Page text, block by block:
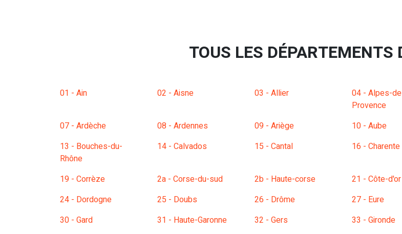
TOUS LES DÉPARTEMENTS
01 - Ain 02 - Aisne 03 - Allier
04 - Alpes-
Provence
07 - Ardèche 08 - Ardennes 09 - Ariège 10 - Aube
13 - Bouches-du-
Rhône
14 - Calvados 15 - Cantal 16 - Charente
19 - Corrèze 2a - Corse-du-sud 2b - Haute-corse 21 - Côte-d'or
24 - Dordogne
25 - Doubs 26 - Drôme 27 - Eure
30 - Gard
31 - Haute-Garonne 32 - Gers 33 - Gironde